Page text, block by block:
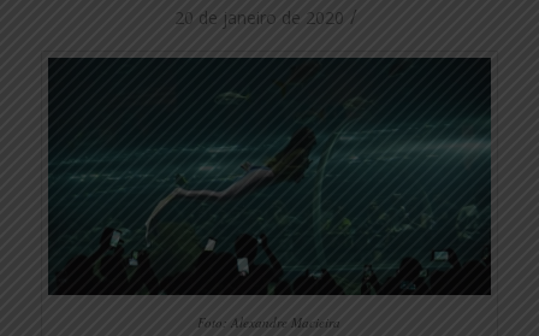
20 de janeiro de 2020 /
Foto: Alexandre Macieira